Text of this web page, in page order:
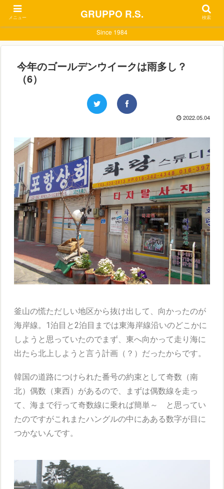
Since 1984
今年のゴールデンウイークは雨多し？
（6）
2022.05.04
釜山の慌ただしい地区から抜け出して、向かったのが
海岸線。1泊目と2泊目までは東海岸線沿いのどこかに
しようと思っていたのでまず、東へ向かって走り海に
出たら北上しようと言う計画（？）だったからです。
韓国の道路につけられた番号の約束として奇数（南
北）偶数（東西）があるので、まずは偶数線を走っ
て、海まで行って奇数線に乗れば簡単～ と思ってい
たのですがこれまたハングルの中にあある数字が目に
つかないんです。
メニュー GRUPPO R.S. 検索